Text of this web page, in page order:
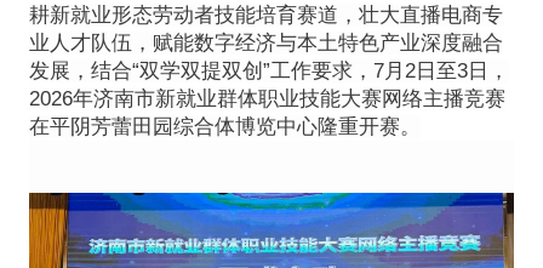
耕新就业形态劳动者技能培育赛道，壮大直播电商专
业人才队伍，赋能数字经济与本土特色产业深度融合
发展，结合“双学双提双创”工作要求，7月2日至3日，
2026年济南市新就业群体职业技能大赛网络主播竞赛
在平阴芳蕾田园综合体博览中心隆重开赛。